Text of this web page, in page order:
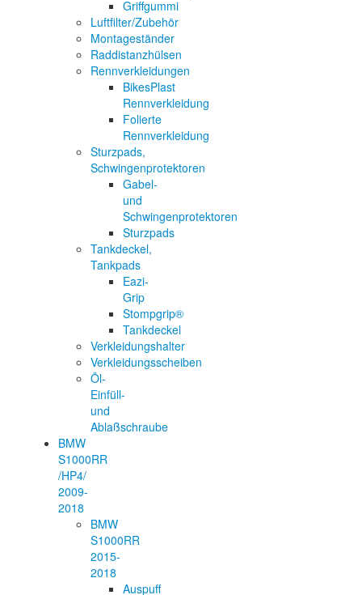
Griffgummi
Luftfilter/Zubehör
Montageständer
Raddistanzhülsen
Rennverkleidungen
BikesPlast
Rennverkleidung
Folierte
Rennverkleidung
Sturzpads,
Schwingenprotektoren
Gabel-
und
Schwingenprotektoren
Sturzpads
Tankdeckel,
Tankpads
Eazi-
Grip
Stompgrip®
Tankdeckel
Verkleidungshalter
Verkleidungsscheiben
Öl-
Einfüll-
und
Ablaßschraube
BMW
S1000RR
/HP4/
2009-
2018
BMW
S1000RR
2015-
2018
Auspuff